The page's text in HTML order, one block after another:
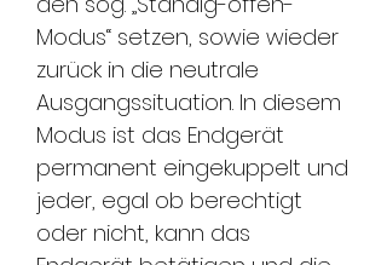
Modus“ setzen, sowie wieder
zurück in die neutrale
Ausgangssituation. In diesem
Modus ist das Endgerät
permanent eingekuppelt und
jeder, egal ob berechtigt
oder nicht, kann das